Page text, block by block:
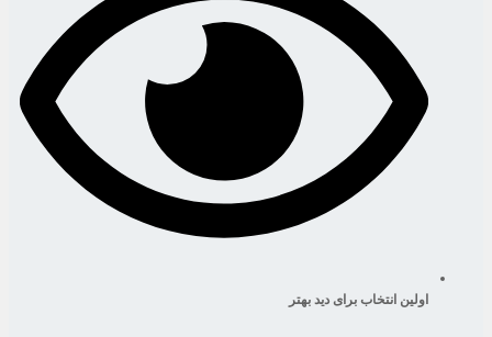
اولین انتخاب برای دید بهتر